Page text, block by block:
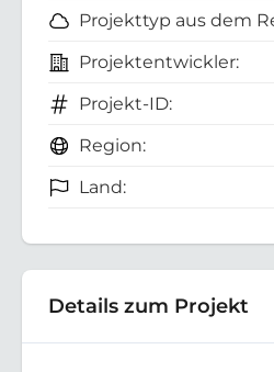
Projekttyp aus dem
Projektentwickler:
Projekt-ID:
Region:
Land:
Details zum Projekt